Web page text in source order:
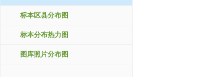
标本区县分布图
标本分布热力图
图库照片分布图